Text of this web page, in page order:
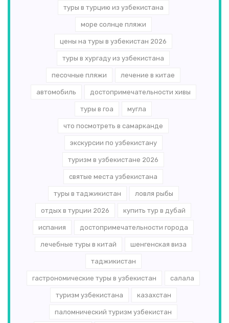
туры в турцию из узбекистана
море солнце пляжи
цены на туры в узбекистан 2026
туры в хургаду из узбекистана
песочные пляжи лечение в китае
автомобиль достопримечательности хивы
туры в гоа мугла
что посмотреть в самарканде
экскурсии по узбекистану
туризм в узбекистане 2026
святые места узбекистана
туры в таджикистан ловля рыбы
отдых в турции 2026 купить тур в дубай
испания достопримечательности города
лечебные туры в китай шенгенская виза
таджикистан
гастрономические туры в узбекистан салала
туризм узбекистана казахстан
паломнический туризм узбекистан